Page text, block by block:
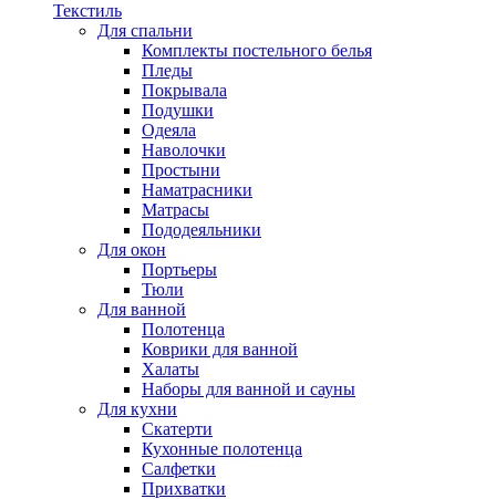
Текстиль
Для спальни
Комплекты постельного белья
Пледы
Покрывала
Подушки
Одеяла
Наволочки
Простыни
Наматрасники
Матрасы
Пододеяльники
Для окон
Портьеры
Тюли
Для ванной
Полотенца
Коврики для ванной
Халаты
Наборы для ванной и сауны
Для кухни
Скатерти
Кухонные полотенца
Салфетки
Прихватки